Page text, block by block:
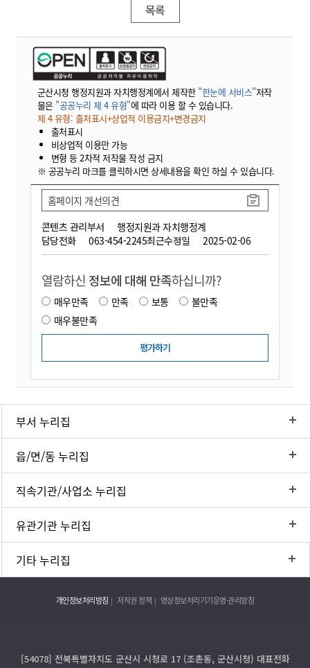
목록
군산시청 행정지원과 자치행정계에서 제작한 "한눈에 서비스"저작
물은 "공공누리 제 4 유형"에 따라 이용 할 수 있습니다.
제 4 유형: 출처표시+상업적 이용금지+변경금지
출처표시
비상업적 이용만 가능
변형 등 2차적 저작물 작성 금지
※ 공공누리 마크를 클릭하시면 상세내용을 확인 하실 수 있습니다.
콘텐츠 관리부서
행정지원과 자치행정계
담당전화
063-454-2245최근수정일 2025-02-06
홈페이지 개선의견
열람하신 정보에 대해 만족하십니까?
매우만족 만족 보통
불만족
매우불만족
부서 누리집
읍/면/동 누리집
직속기관/사업소 누리집
유관기관 누리집
기타 누리집
개인정보처리방침 저작권 정책 영상정보처리기기운영·관리방침
[54078] 전북특별자치도 군산시 시청로 17 (조촌동, 군산시청) 대표전화